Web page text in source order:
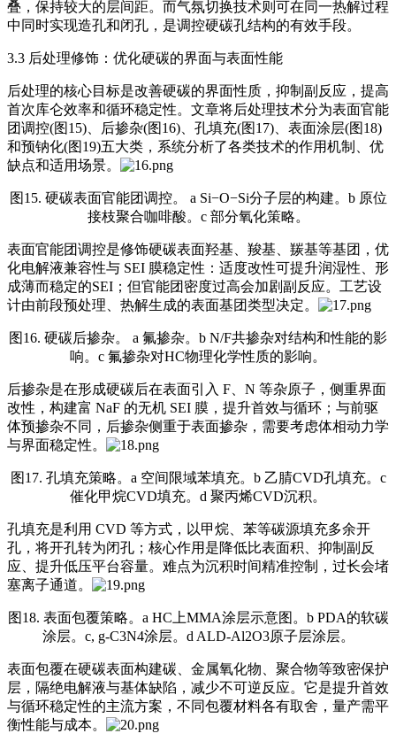
叠，保持较大的层间距。而气氛切换技术则可在同一热解过程
中同时实现造孔和闭孔，是调控硬碳孔结构的有效手段。
3.3 后处理修饰：优化硬碳的界面与表面性能
后处理的核心目标是改善硬碳的界面性质，抑制副反应，提高
首次库仑效率和循环稳定性。文章将后处理技术分为表面官能
团调控(图15)、后掺杂(图16)、孔填充(图17)、表面涂层(图18)
和预钠化(图19)五大类，系统分析了各类技术的作用机制、优
缺点和适用场景。
图15. 硬碳表面官能团调控。 a Si−O−Si分子层的构建。b 原位
接枝聚合咖啡酸。c 部分氧化策略。
表面官能团调控是修饰硬碳表面羟基、羧基、羰基等基团，优
化电解液兼容性与 SEI 膜稳定性：适度改性可提升润湿性、形
成薄而稳定的SEI；但官能团密度过高会加剧副反应。工艺设
计由前段预处理、热解生成的表面基团类型决定。
图16. 硬碳后掺杂。 a 氟掺杂。b N/F共掺杂对结构和性能的影
响。c 氟掺杂对HC物理化学性质的影响。
后掺杂是在形成硬碳后在表面引入 F、N 等杂原子，侧重界面
改性，构建富 NaF 的无机 SEI 膜，提升首效与循环；与前驱
体预掺杂不同，后掺杂侧重于表面掺杂，需要考虑体相动力学
与界面稳定性。
图17. 孔填充策略。a 空间限域苯填充。b 乙腈CVD孔填充。c
催化甲烷CVD填充。d 聚丙烯CVD沉积。
孔填充是利用 CVD 等方式，以甲烷、苯等碳源填充多余开
孔，将开孔转为闭孔；核心作用是降低比表面积、抑制副反
应、提升低压平台容量。难点为沉积时间精准控制，过长会堵
塞离子通道。
图18. 表面包覆策略。a HC上MMA涂层示意图。b PDA的软碳
涂层。c, g-C3N4涂层。d ALD-Al2O3原子层涂层。
表面包覆在硬碳表面构建碳、金属氧化物、聚合物等致密保护
层，隔绝电解液与基体缺陷，减少不可逆反应。它是提升首效
与循环稳定性的主流方案，不同包覆材料各有取舍，量产需平
衡性能与成本。